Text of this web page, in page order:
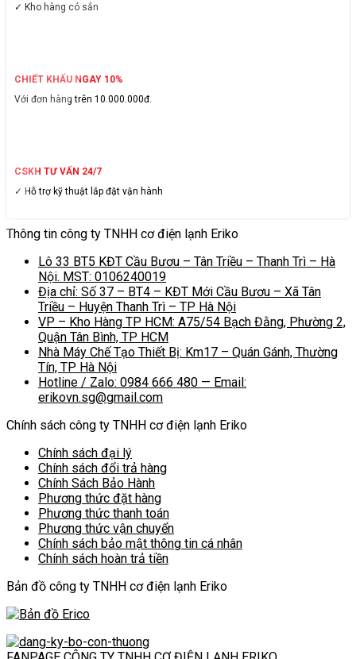
✓ Kho hàng có sẳn
CHIẾT KHẤU NGAY 10%
Với đơn hàng trên 10.000.000đ.
CSKH TƯ VẤN 24/7
✓ Hỗ trợ kỹ thuật lắp đặt vận hành
Thông tin công ty TNHH cơ điện lạnh Eriko
Lô 33 BT5 KĐT Cầu Bươu – Tân Triều – Thanh Trì – Hà
Nội. MST: 0106240019
Địa chỉ: Số 37 – BT4 – KĐT Mới Cầu Bươu – Xã Tân
Triều – Huyện Thanh Trì – TP Hà Nội
VP – Kho Hàng TP HCM: A75/54 Bạch Đằng, Phường 2,
Quận Tân Bình, TP HCM
Nhà Máy Chế Tạo Thiết Bị: Km17 – Quán Gánh, Thường
Tín, TP Hà Nội
Hotline / Zalo: 0984 666 480 — Email:
erikovn.sg@gmail.com
Chính sách công ty TNHH cơ điện lạnh Eriko
Chính sách đại lý
Chính sách đổi trả hàng
Chính Sách Bảo Hành
Phương thức đặt hàng
Phương thức thanh toán
Phương thức vận chuyển
Chính sách bảo mật thông tin cá nhân
Chính sách hoàn trả tiền
Bản đồ công ty TNHH cơ điện lạnh Eriko